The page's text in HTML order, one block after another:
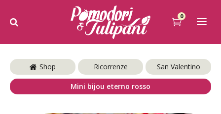
0
Shop Ricorrenze San Valentino
Mini bijou eterno rosso